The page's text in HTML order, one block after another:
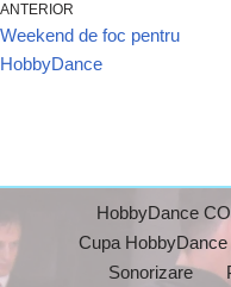
ANTERIOR
Weekend de foc pentru
HobbyDance
HobbyDance
Cupa HobbyDance
Sonorizare